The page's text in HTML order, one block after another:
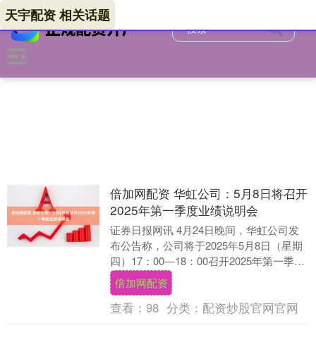
天宇配资 相关话题
倍加网配资 华虹公司：5月8日将召开
2025年第一季度业绩说明会
证券日报网讯 4月24日晚间，华虹公司发
布公告称，公司将于2025年5月8日（星期
四）17：00—18：00召开2025年第一季度
业绩说明会。....
倍加网配资
查看： 98 分类： 配资炒股官网官网